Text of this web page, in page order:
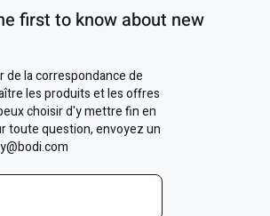
first to know about new